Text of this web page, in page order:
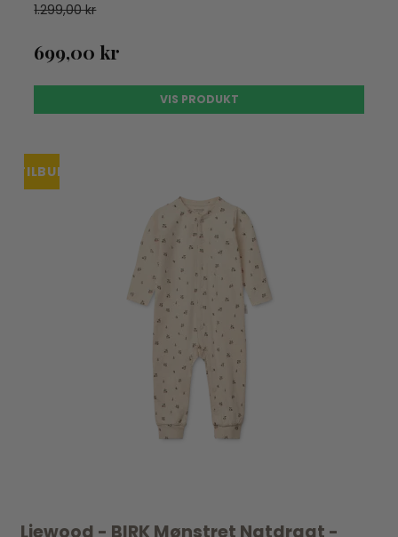
1.299,00 kr
699,00 kr
VIS PRODUKT
TILBUD